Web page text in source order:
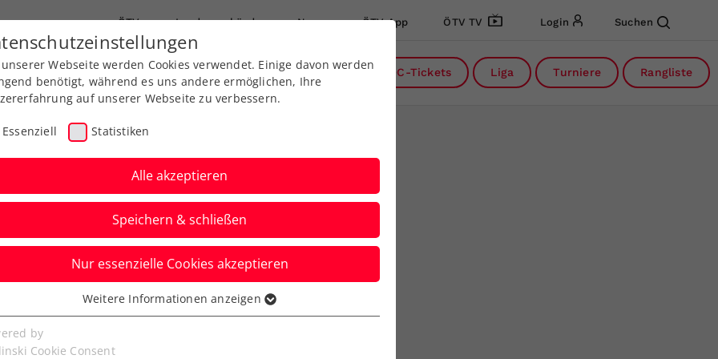
ÖTV Landesverbände News ÖTV App ÖTV TV Login Suchen
Ausbildungen Services Über uns DC-Tickets Liga Turniere Rangliste
Miedler nehmen
raus
Webseite werden Cookies verwendet. Einige davon werden
benötigt, während es uns andere ermöglichen, Ihre
auf unserer Webseite zu verbessern.
Essenziell Statistiken
Alle akzeptieren
Speichern & schließen
Nur essenzielle Cookies akzeptieren
Cookies werden für grundlegende Funktionen der
benötigt. Dadurch ist gewährleistet, dass die Webseite
Weitere Informationen anzeigen
by
Cookie Consent